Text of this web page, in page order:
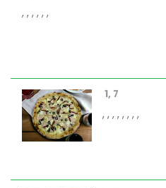
, , , , , ,
1, 7
, , , , , , , ,